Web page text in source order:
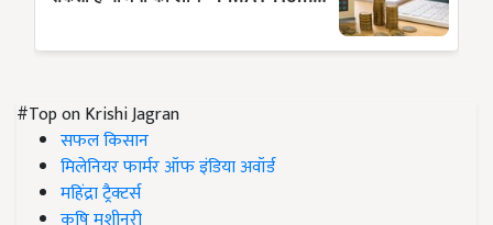
#Top on Krishi Jagran
सफल किसान
मिलेनियर फार्मर ऑफ इंडिया अवॉर्ड
महिंद्रा ट्रैक्टर्स